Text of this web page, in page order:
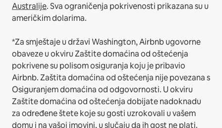
Australije. Sva ograničenja pokrivenosti prikazana su u
američkim dolarima.
*Za smještaje u državi Washington, Airbnb ugovorne
obaveze u okviru Zaštite domaćina od oštećenja
pokrivene su polisom osiguranja koju je pribavio
Airbnb. Zaštita domaćina od oštećenja nije povezana s
Osiguranjem domaćina od odgovornosti. U okviru
Zaštite domaćina od oštećenja dobijate nadoknadu
za određene štete koje su gosti uzrokovali u vašem
domu i na vašoj imovini, u slučaju da ih gost ne plati.